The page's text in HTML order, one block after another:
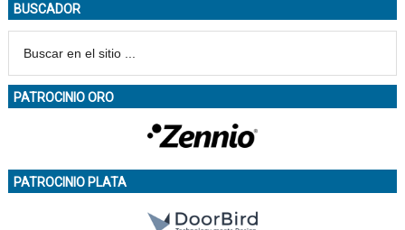
BUSCADOR
PATROCINIO ORO
PATROCINIO PLATA